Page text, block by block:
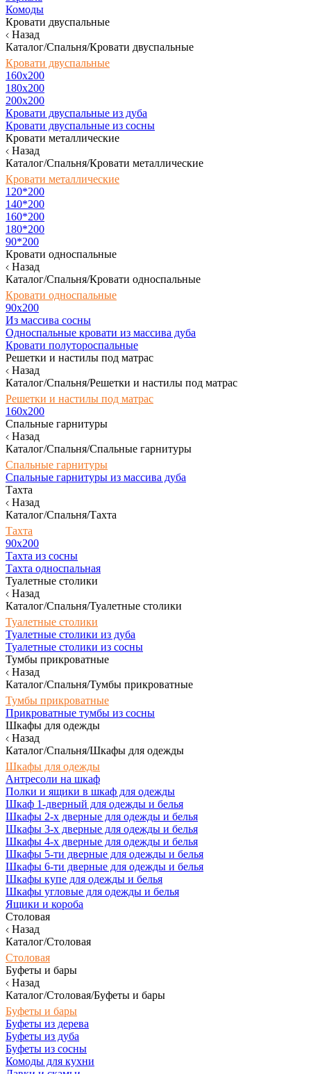
Комоды
Кровати двуспальные
Назад
Каталог/Спальня/Кровати двуспальные
Кровати двуспальные
160х200
180x200
200x200
Кровати двуспальные из дуба
Кровати двуспальные из сосны
Кровати металлические
Назад
Каталог/Спальня/Кровати металлические
Кровати металлические
120*200
140*200
160*200
180*200
90*200
Кровати односпальные
Назад
Каталог/Спальня/Кровати односпальные
Кровати односпальные
90х200
Из массива сосны
Односпальные кровати из массива дуба
Кровати полутороспальные
Решетки и настилы под матрас
Назад
Каталог/Спальня/Решетки и настилы под матрас
Решетки и настилы под матрас
160х200
Спальные гарнитуры
Назад
Каталог/Спальня/Спальные гарнитуры
Спальные гарнитуры
Спальные гарнитуры из массива дуба
Тахта
Назад
Каталог/Спальня/Тахта
Тахта
90х200
Тахта из сосны
Тахта односпальная
Туалетные столики
Назад
Каталог/Спальня/Туалетные столики
Туалетные столики
Туалетные столики из дуба
Туалетные столики из сосны
Тумбы прикроватные
Назад
Каталог/Спальня/Тумбы прикроватные
Тумбы прикроватные
Прикроватные тумбы из сосны
Шкафы для одежды
Назад
Каталог/Спальня/Шкафы для одежды
Шкафы для одежды
Антресоли на шкаф
Полки и ящики в шкаф для одежды
Шкаф 1-дверный для одежды и белья
Шкафы 2-х дверные для одежды и белья
Шкафы 3-х дверные для одежды и белья
Шкафы 4-х дверные для одежды и белья
Шкафы 5-ти дверные для одежды и белья
Шкафы 6-ти дверные для одежды и белья
Шкафы купе для одежды и белья
Шкафы угловые для одежды и белья
Ящики и короба
Столовая
Назад
Каталог/Столовая
Столовая
Буфеты и бары
Назад
Каталог/Столовая/Буфеты и бары
Буфеты и бары
Буфеты из дерева
Буфеты из дуба
Буфеты из сосны
Комоды для кухни